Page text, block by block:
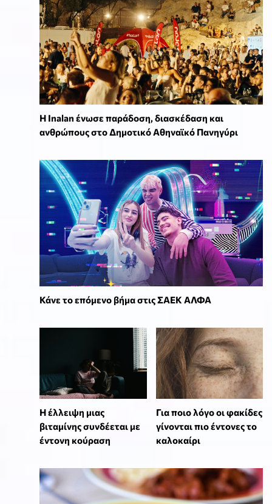
Η Inalan ένωσε παράδοση, διασκέδαση και
ανθρώπους στο Δημοτικό Αθηναϊκό Πανηγύρι
Κάνε το επόμενο βήμα στις ΣΑΕΚ ΑΛΦΑ
⁠Η έλλειψη μιας
βιταμίνης συνδέεται με
έντονη κούραση
Για ποιο λόγο οι φακίδες
γίνονται πιο έντονες το
καλοκαίρι